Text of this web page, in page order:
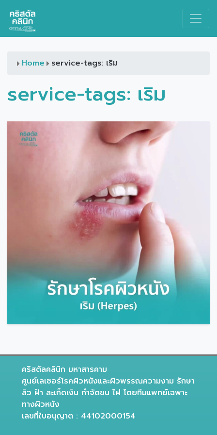
Main Navigation
Home service-tags: เริม
service-tags: เริม
คริสตัลคลินิก มหาสารคาม
ศูนย์เลเซอร์โรคผิวหนังและผิวพรรณความงาม รักษา
สิว ฝ้า สะเก็ดเงิน กำจัดขน ไฝ โดยทีมแพทย์เฉพาะ
ทางผิวหนัง
เลขที่ใบอนุญาต : 44102000154